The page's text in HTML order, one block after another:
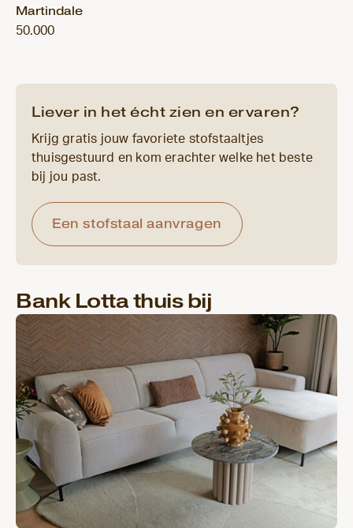
Martindale
50.000
Liever in het écht zien en ervaren?
Krijg gratis jouw favoriete stofstaaltjes
thuisgestuurd en kom erachter welke het beste
bij jou past.
Een stofstaal aanvragen
Bank Lotta thuis bij